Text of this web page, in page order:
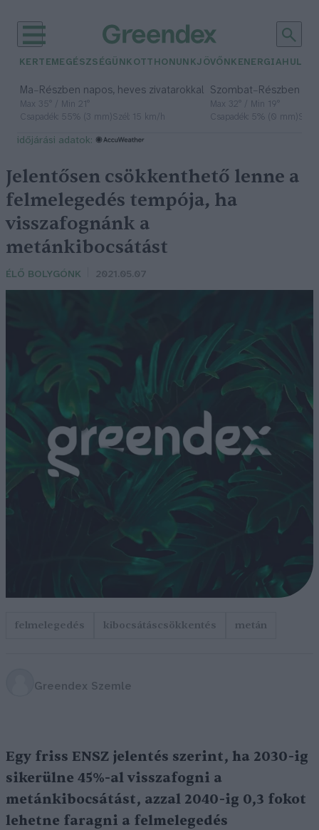
KERTEM EGÉSZSÉGÜNK OTTHONUNKJÖVŐNK ENERGIA
Ma– Részben napos, heves zivatarokkal
Max 35° / Min 21°
Csapadék: 55% (3 mm)Szél: 15 km/h
Szombat– Részben
Max 32° / Min 19°
Csapadék: 5% (0 mm)
időjárási adatok:
Jelentősen csökkenthető lenne a
felmelegedés tempója, ha
visszafognánk a
metánkibocsátást
ÉLŐ BOLYGÓNK 2021.05.07
felmelegedés kibocsátáscsökkentés metán
Greendex Szemle
Egy friss ENSZ jelentés szerint, ha 2030-ig
sikerülne 45%-al visszafogni a
metánkibocsátást, azzal 2040-ig 0,3 fokot
lehetne faragni a felmelegedés